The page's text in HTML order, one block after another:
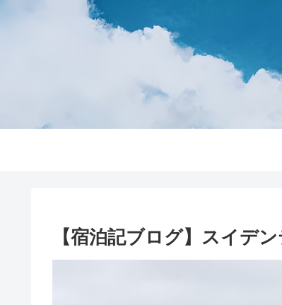
【宿泊記ブログ】スイデ